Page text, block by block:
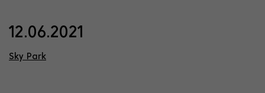
12.06.2021
Sky Park